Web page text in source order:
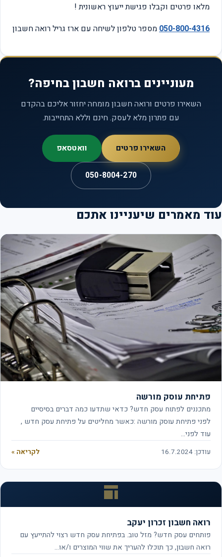
מלאו פרטים וקבלו פגישת ייעוץ ראשונית !
050-800-4316מספר טלפון לשיחה עם ארז גריל רואה חשבון
מעוניינים ברואה חשבון בחיפה?
השאירו פרטים ורואה חשבון מומחה יחזור אליכם בהקדם
עם פתרון מלא לעסק. חינם וללא התחייבות.
השאירו פרטים וואטסאפ
050-8004-270
מאמרים שיעניינו אתכם
פתיחת עוסק מורשה
מתכננים לפתוח עסק חדש? כדאי שתדעו כמה דברים בסיסיים
לפני פתיחת עוסק מורשה :כאשר מחליטים על פתיחת עסק חדש ,
עוד לפני…
עודכן: 16.7.2024 לקריאה »
רואה חשבון זכרון יעקב
פותחים עסק חדש? מזל טוב. בפתיחת עסק חדש רצוי להתייעץ עם
רואה חשבון, כך תוכלו להעריך את שווי המוצרים ו/או…